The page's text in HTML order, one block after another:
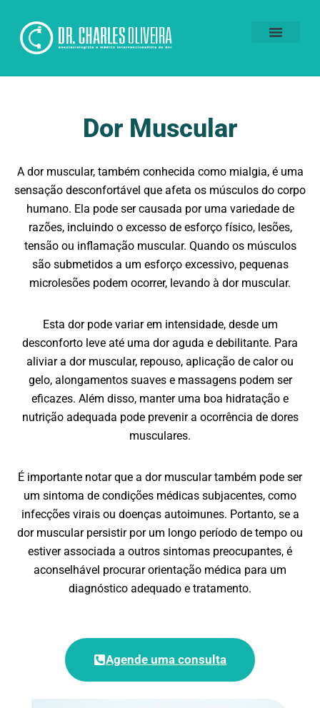
Dor Muscular
A dor muscular, também conhecida como mialgia, é uma
sensação desconfortável que afeta os músculos do corpo
humano. Ela pode ser causada por uma variedade de
razões, incluindo o excesso de esforço físico, lesões,
tensão ou inflamação muscular. Quando os músculos
são submetidos a um esforço excessivo, pequenas
microlesões podem ocorrer, levando à dor muscular.
Esta dor pode variar em intensidade, desde um
desconforto leve até uma dor aguda e debilitante. Para
aliviar a dor muscular, repouso, aplicação de calor ou
gelo, alongamentos suaves e massagens podem ser
eficazes. Além disso, manter uma boa hidratação e
nutrição adequada pode prevenir a ocorrência de dores
musculares.
É importante notar que a dor muscular também pode ser
um sintoma de condições médicas subjacentes, como
infecções virais ou doenças autoimunes. Portanto, se a
dor muscular persistir por um longo período de tempo ou
estiver associada a outros sintomas preocupantes, é
aconselhável procurar orientação médica para um
diagnóstico adequado e tratamento.
Agende uma consulta